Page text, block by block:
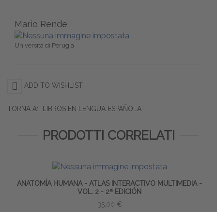
Mario Rende
Università di Perugia
ADD TO WISHLIST
TORNA A: LIBROS EN LENGUA ESPAÑOLA
PRODOTTI CORRELATI
ANATOMÍA HUMANA - ATLAS INTERACTIVO MULTIMEDIA -
VOL. 2 - 2ª EDICIÓN
35,00 €